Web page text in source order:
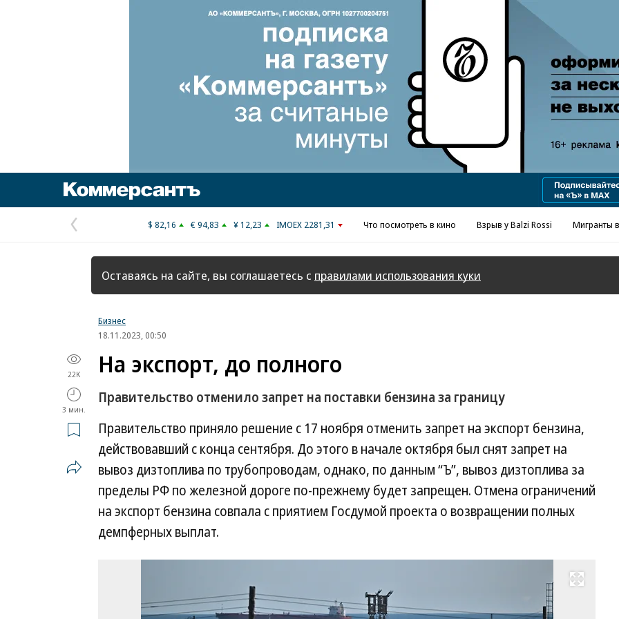
Реклама в «Ъ» www.kommersant.ru/ad
Предыдущая
страница
$ 82,16 € 94,83 ¥ 12,23 IMOEX 2281,31 Что посмотреть в кино Взрыв у Balzi Rossi Мигранты
Оставаясь на сайте, вы соглашаетесь с правилами использования куки
Бизнес
18.11.2023, 00:50
22K
3 мин.
На экспорт, до полного
Правительство отменило запрет на поставки бензина за границу
Правительство приняло решение с 17 ноября отменить запрет на экспорт бензина,
действовавший с конца сентября. До этого в начале октября был снят запрет на
вывоз дизтоплива по трубопроводам, однако, по данным “Ъ”, вывоз дизтоплива за
пределы РФ по железной дороге по-прежнему будет запрещен. Отмена ограничений
на экспорт бензина совпала с приятием Госдумой проекта о возвращении полных
демпферных выплат.
Развернуть на весь экран